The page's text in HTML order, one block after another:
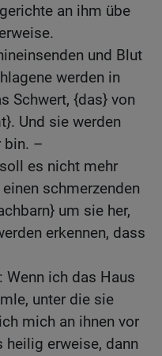
an ihm übe
und Blut
werden in
Schwert, {das} von
Und sie werden
bin. –
es nicht mehr
schmerzenden
um sie her,
erkennen, dass
Wenn ich das Haus
unter die sie
mich an ihnen vor
heilig erweise, dann